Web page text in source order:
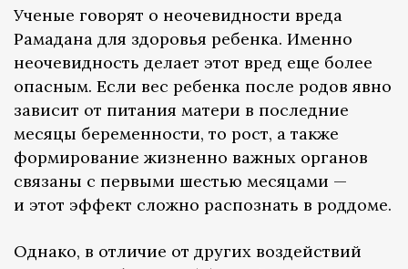
Ученые говорят о неочевидности вреда
Рамадана для здоровья ребенка. Именно
неочевидность делает этот вред еще более
опасным. Если вес ребенка после родов явно
зависит от питания матери в последние
месяцы беременности, то рост, а также
формирование жизненно важных органов
связаны с первыми шестью месяцами —
и этот эффект сложно распознать в роддоме.
Однако, в отличие от других воздействий